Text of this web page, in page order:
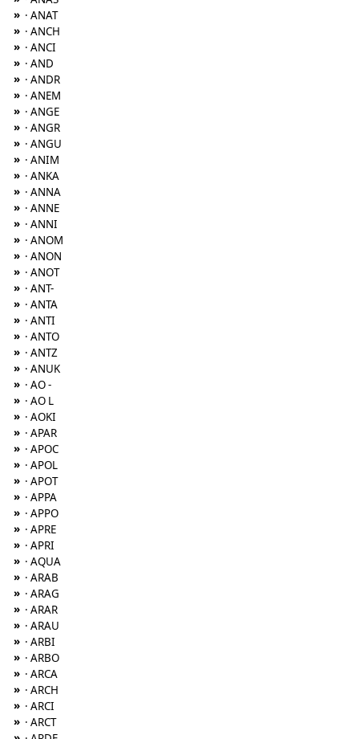
» · ANAT
» · ANCH
» · ANCI
» · AND
» · ANDR
» · ANEM
» · ANGE
» · ANGR
» · ANGU
» · ANIM
» · ANKA
» · ANNA
» · ANNE
» · ANNI
» · ANOM
» · ANON
» · ANOT
» · ANT-
» · ANTA
» · ANTI
» · ANTO
» · ANTZ
» · ANUK
» · AO -
» · AO L
» · AOKI
» · APAR
» · APOC
» · APOL
» · APOT
» · APPA
» · APPO
» · APRE
» · APRI
» · AQUA
» · ARAB
» · ARAG
» · ARAR
» · ARAU
» · ARBI
» · ARBO
» · ARCA
» · ARCH
» · ARCI
» · ARCT